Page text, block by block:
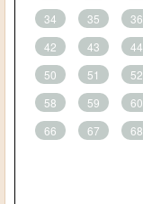
34
35 36
42
43 44
50
51 52
58
59 60
66
67 68